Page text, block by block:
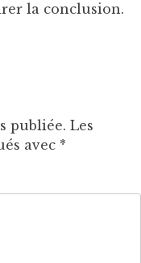
la conclusion.
publiée. Les
avec *